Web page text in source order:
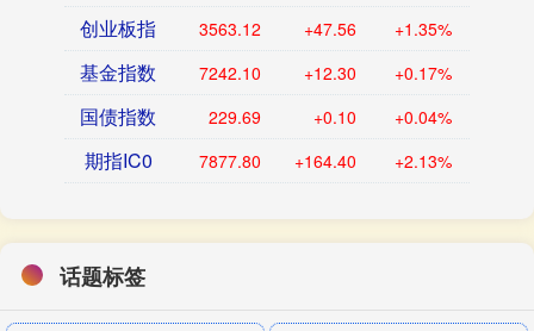
创业板指 3563.12 +47.56 +1.35%
基金指数 7242.10 +12.30 +0.17%
国债指数 229.69 +0.10 +0.04%
期指IC0 7877.80 +164.40 +2.13%
话题标签